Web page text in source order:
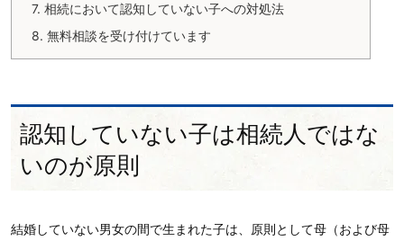
7. 相続において認知していない子への対処法
8. 無料相談を受け付けています
認知していない子は相続人ではな
いのが原則
結婚していない男女の間で生まれた子は、原則として母（および母